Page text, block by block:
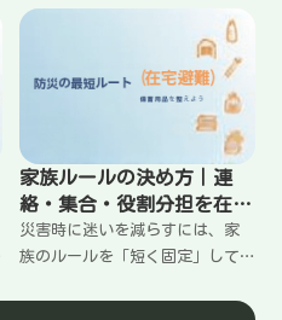
最小に、7日分は体調と気持ちを
落とさない設計にする。水・
火・洗い物を増やさない考え方
家族ルールの決め方｜連
絡・集合・役割分担を在宅
避難用に固定する
災害時に迷いを減らすには、家
族のルールを「短く固定」して